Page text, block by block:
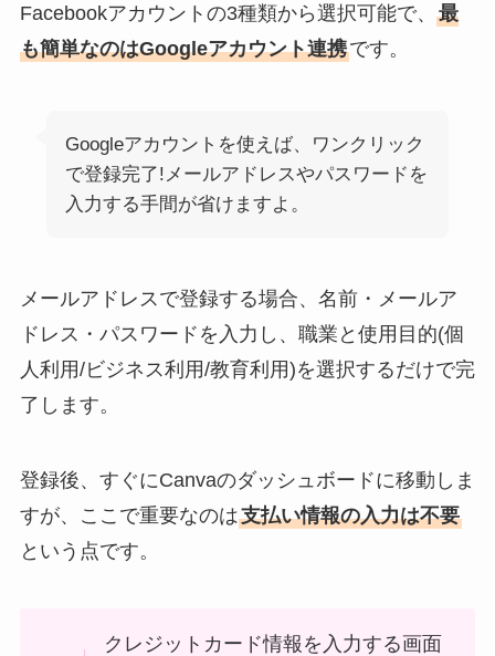
Facebookアカウントの3種類から選択可能で、 最
も簡単なのはGoogleアカウント連携です。
Googleアカウントを使えば、ワンクリック
で登録完了!メールアドレスやパスワードを
入力する手間が省けますよ。
メールアドレスで登録する場合、名前・メールア
ドレス・パスワードを入力し、職業と使用目的(個
人利用/ビジネス利用/教育利用)を選択するだけで完
了します。
登録後、すぐにCanvaのダッシュボードに移動しま
すが、ここで重要なのは支払い情報の入力は不要
という点です。
クレジットカード情報を入力する画面